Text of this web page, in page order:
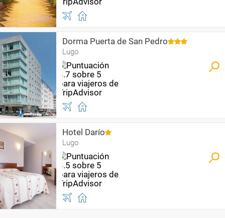
Dorma Puerta de San Pedro
Lugo
Hotel Darío
Lugo